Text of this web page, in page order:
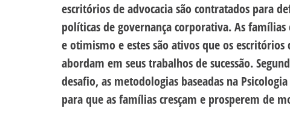
escritórios de advocacia são contratados para
políticas de governança corporativa. As
e otimismo e estes são ativos que os
abordam em seus trabalhos de sucessão.
desafio, as metodologias baseadas na
para que as famílias cresçam e prosperem de